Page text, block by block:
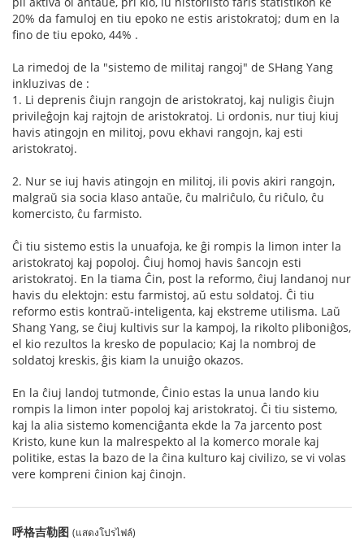
20% da famuloj en tiu epoko ne estis aristokratoj; dum en la
fino de tiu epoko, 44% .
La rimedoj de la "sistemo de militaj rangoj" de SHang Yang
inkluzivas de :
1. Li deprenis ĉiujn rangojn de aristokratoj, kaj nuligis ĉiujn
privileĝojn kaj rajtojn de aristokratoj. Li ordonis, nur tiuj kiuj
havis atingojn en militoj, povu ekhavi rangojn, kaj esti
aristokratoj.
2. Nur se iuj havis atingojn en militoj, ili povis akiri rangojn,
malgraŭ sia socia klaso antaŭe, ĉu malriĉulo, ĉu riĉulo, ĉu
komercisto, ĉu farmisto.
Ĉi tiu sistemo estis la unuafoja, ke ĝi rompis la limon inter la
aristokratoj kaj popoloj. Ĉiuj homoj havis ŝancojn esti
aristokratoj. En la tiama Ĉin, post la reformo, ĉiuj landanoj nur
havis du elektojn: estu farmistoj, aŭ estu soldatoj. Ĉi tiu
reformo estis kontraŭ-inteligenta, kaj ekstreme utilisma. Laŭ
Shang Yang, se ĉiuj kultivis sur la kampoj, la rikolto pliboniĝos,
el kio rezultos la kresko de populacio; Kaj la nombroj de
soldatoj kreskis, ĝis kiam la unuiĝo okazos.
En la ĉiuj landoj tutmonde, Ĉinio estas la unua lando kiu
rompis la limon inter popoloj kaj aristokratoj. Ĉi tiu sistemo,
kaj la alia sistemo komenciĝanta ekde la 7a jarcento post
Kristo, kune kun la malrespekto al la komerco morale kaj
politike, estas la bazo de la ĉina kulturo kaj civilizo, se vi volas
vere kompreni ĉinion kaj ĉinojn.
呼格吉勒图 (แสดงโปรไฟล์)